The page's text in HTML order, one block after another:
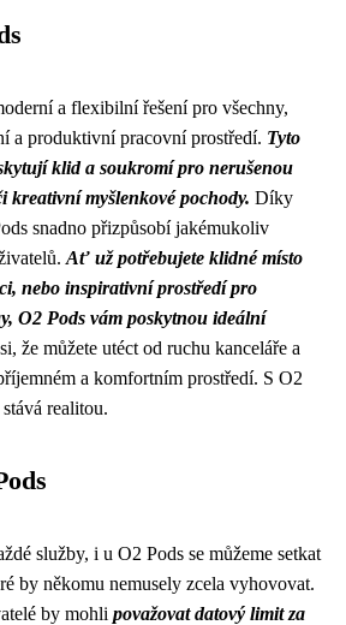
a flexibilní řešení pro všechny,
a produktivní pracovní prostředí. Tyto
klid a soukromí pro nerušenou
kreativní myšlenkové pochody. Díky
snadno přizpůsobí jakémukoliv
Ať už potřebujete klidné místo
nebo inspirativní prostředí pro
O2 Pods vám poskytnou ideální
že můžete utéct od ruchu kanceláře a
a komfortním prostředí. S O2
realitou.
služby, i u O2 Pods se můžeme setkat
by někomu nemusely zcela vyhovovat.
by mohli považovat datový limit za